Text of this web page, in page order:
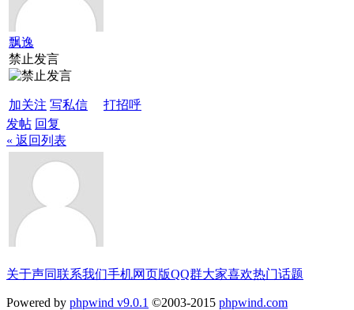
飘逸
禁止发言
加关注 写私信
打招呼
发帖 回复
« 返回列表
关于声同联系我们手机网页版QQ群大家喜欢热门话题
Powered by phpwind v9.0.1 ©2003-2015 phpwind.com